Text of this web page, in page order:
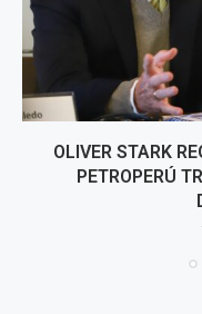
OLIVER STARK
PETROPERÚ